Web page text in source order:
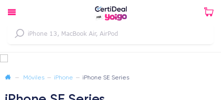
— Móviles — iPhone — iPhone SE Series